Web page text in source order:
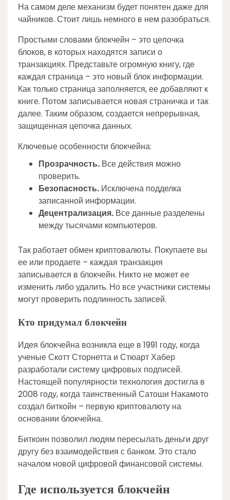
На самом деле механизм будет понятен даже для
чайников. Стоит лишь немного в нем разобраться.
Простыми словами блокчейн – это цепочка
блоков, в которых находятся записи о
транзакциях. Представьте огромную книгу, где
каждая страница – это новый блок информации.
Как только страница заполняется, ее добавляют к
книге. Потом записывается новая страничка и так
далее. Таким образом, создается непрерывная,
защищенная цепочка данных.
Ключевые особенности блокчейна:
Прозрачность. Все действия можно
проверить.
Безопасность. Исключена подделка
записанной информации.
Децентрализация. Все данные разделены
между тысячами компьютеров.
Так работает обмен криптовалюты. Покупаете вы
ее или продаете – каждая транзакция
записывается в блокчейн. Никто не может ее
изменить либо удалить. Но все участники системы
могут проверить подлинность записей.
Кто придумал блокчейн
Идея блокчейна возникла еще в 1991 году, когда
ученые Скотт Сторнетта и Стюарт Хабер
разработали систему цифровых подписей.
Настоящей популярности технология достигла в
2008 году, когда таинственный Сатоши Накамото
создал биткойн – первую криптовалюту на
основании блокчейна.
Биткоин позволил людям пересылать деньги друг
другу без взаимодействия с банком. Это стало
началом новой цифровой финансовой системы.
Где используется блокчейн